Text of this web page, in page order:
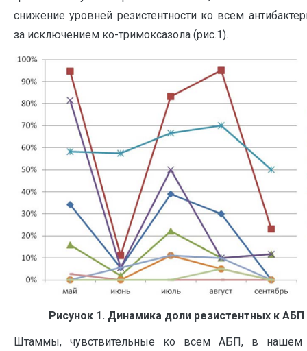
снижение уровней резистентности ко всем
за исключением ко-тримоксазола (рис.1).
Рисунок 1. Динамика доли резистентных к
Штаммы, чувствительные ко всем АБП, в нашем